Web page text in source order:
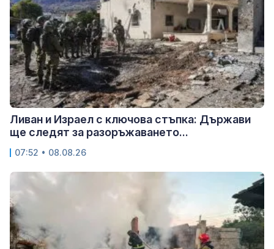
Ливан и Израел с ключова стъпка: Държави
ще следят за разоръжаването...
07:52 • 08.08.26